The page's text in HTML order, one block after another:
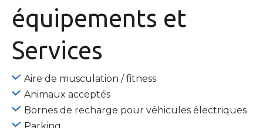
équipements et
Services
Aire de musculation / fitness
Animaux acceptés
Bornes de recharge pour véhicules électriques